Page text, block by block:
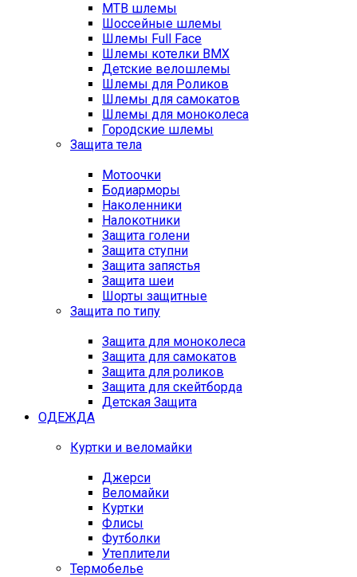
MTB шлемы
Шоссейные шлемы
Шлемы Full Face
Шлемы котелки BMX
Детские велошлемы
Шлемы для Роликов
Шлемы для самокатов
Шлемы для моноколеса
Городские шлемы
Защита тела
Мотоочки
Бодиарморы
Наколенники
Налокотники
Защита голени
Защита ступни
Защита запястья
Защита шеи
Шорты защитные
Защита по типу
Защита для моноколеса
Защита для самокатов
Защита для роликов
Защита для скейтборда
Детская Защита
ОДЕЖДА
Куртки и веломайки
Джерси
Веломайки
Куртки
Флисы
Футболки
Утеплители
Термобелье